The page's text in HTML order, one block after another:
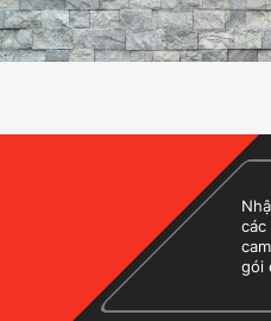
các
gói